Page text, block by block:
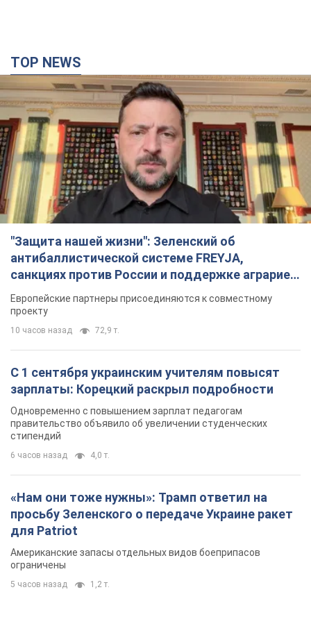
TOP NEWS
"Защита нашей жизни": Зеленский об
антибаллистической системе FREYJA,
санкциях против России и поддержке аграриев.
Видео
Европейские партнеры присоединяются к совместному
проекту
10 часов назад 72,9 т.
С 1 сентября украинским учителям повысят
зарплаты: Корецкий раскрыл подробности
Одновременно с повышением зарплат педагогам
правительство объявило об увеличении студенческих
стипендий
6 часов назад 4,0 т.
«Нам они тоже нужны»: Трамп ответил на
просьбу Зеленского о передаче Украине ракет
для Patriot
Американские запасы отдельных видов боеприпасов
ограничены
5 часов назад 1,2 т.